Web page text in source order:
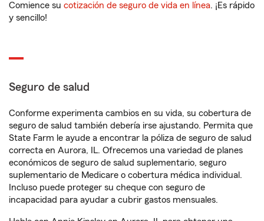
Comience su cotización de seguro de vida en línea. ¡Es rápido
y sencillo!
Seguro de salud
Conforme experimenta cambios en su vida, su cobertura de
seguro de salud también debería irse ajustando. Permita que
State Farm le ayude a encontrar la póliza de seguro de salud
correcta en Aurora, IL. Ofrecemos una variedad de planes
económicos de seguro de salud suplementario, seguro
suplementario de Medicare o cobertura médica individual.
Incluso puede proteger su cheque con seguro de
incapacidad para ayudar a cubrir gastos mensuales.